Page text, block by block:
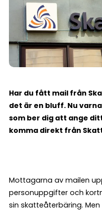
Har du fått mail från
det är en bluff. Nu
som ber dig att ange
komma direkt från
Mottagarna av mailen
personuppgifter och
sin skatteåterbäring.